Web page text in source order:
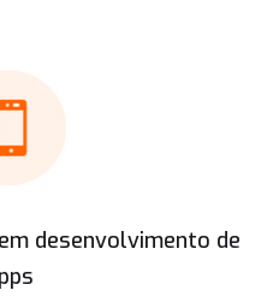
desenvolvimento de